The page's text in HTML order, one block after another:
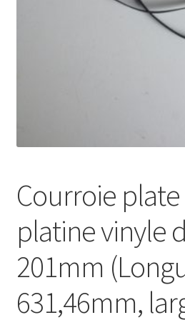
Courroie
platine vinyle
201mm
631,46mm,